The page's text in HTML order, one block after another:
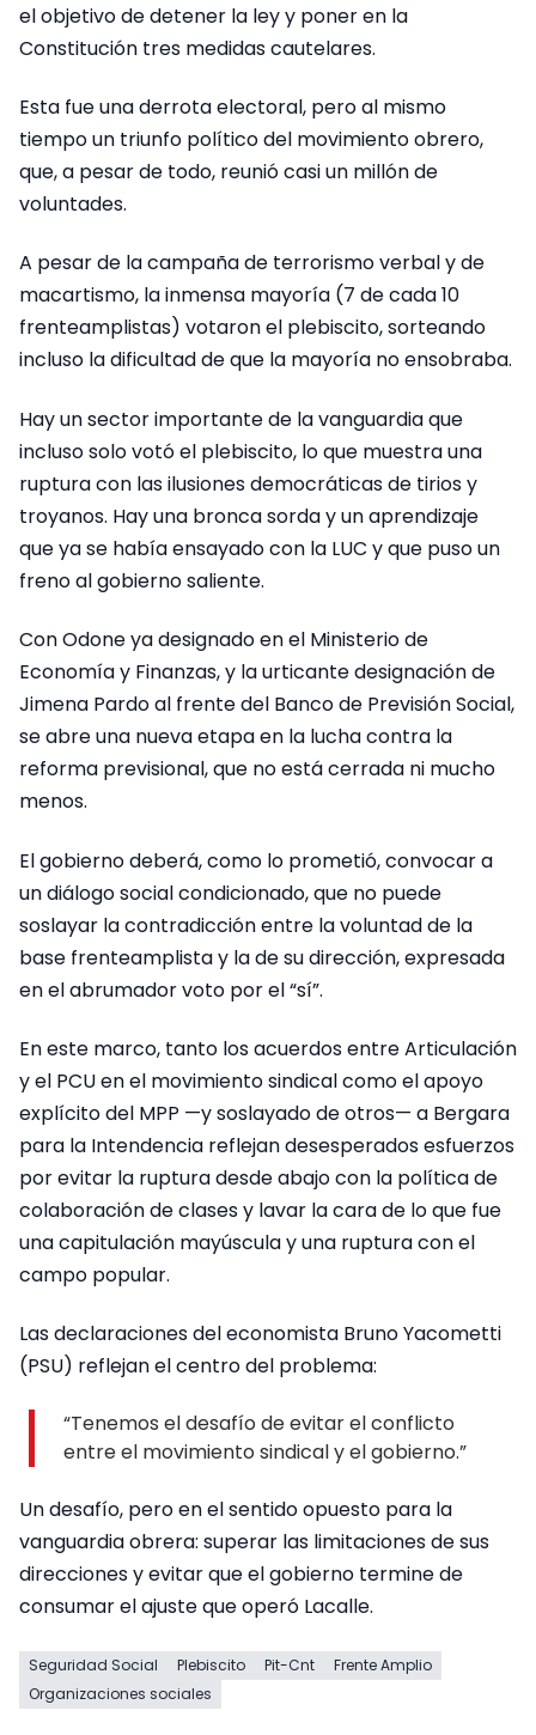
el objetivo de detener la ley y poner en la
Constitución tres medidas cautelares.
Esta fue una derrota electoral, pero al mismo
tiempo un triunfo político del movimiento obrero,
que, a pesar de todo, reunió casi un millón de
voluntades.
A pesar de la campaña de terrorismo verbal y de
macartismo, la inmensa mayoría (7 de cada 10
frenteamplistas) votaron el plebiscito, sorteando
incluso la dificultad de que la mayoría no ensobraba.
Hay un sector importante de la vanguardia que
incluso solo votó el plebiscito, lo que muestra una
ruptura con las ilusiones democráticas de tirios y
troyanos. Hay una bronca sorda y un aprendizaje
que ya se había ensayado con la LUC y que puso un
freno al gobierno saliente.
Con Odone ya designado en el Ministerio de
Economía y Finanzas, y la urticante designación de
Jimena Pardo al frente del Banco de Previsión Social,
se abre una nueva etapa en la lucha contra la
reforma previsional, que no está cerrada ni mucho
menos.
El gobierno deberá, como lo prometió, convocar a
un diálogo social condicionado, que no puede
soslayar la contradicción entre la voluntad de la
base frenteamplista y la de su dirección, expresada
en el abrumador voto por el “sí”.
En este marco, tanto los acuerdos entre Articulación
y el PCU en el movimiento sindical como el apoyo
explícito del MPP —y soslayado de otros— a Bergara
para la Intendencia reflejan desesperados esfuerzos
por evitar la ruptura desde abajo con la política de
colaboración de clases y lavar la cara de lo que fue
una capitulación mayúscula y una ruptura con el
campo popular.
Las declaraciones del economista Bruno Yacometti
(PSU) reflejan el centro del problema:
“Tenemos el desafío de evitar el conflicto
entre el movimiento sindical y el gobierno.”
Un desafío, pero en el sentido opuesto para la
vanguardia obrera: superar las limitaciones de sus
direcciones y evitar que el gobierno termine de
consumar el ajuste que operó Lacalle.
Seguridad Social Plebiscito Pit-Cnt
Frente Amplio
Organizaciones sociales